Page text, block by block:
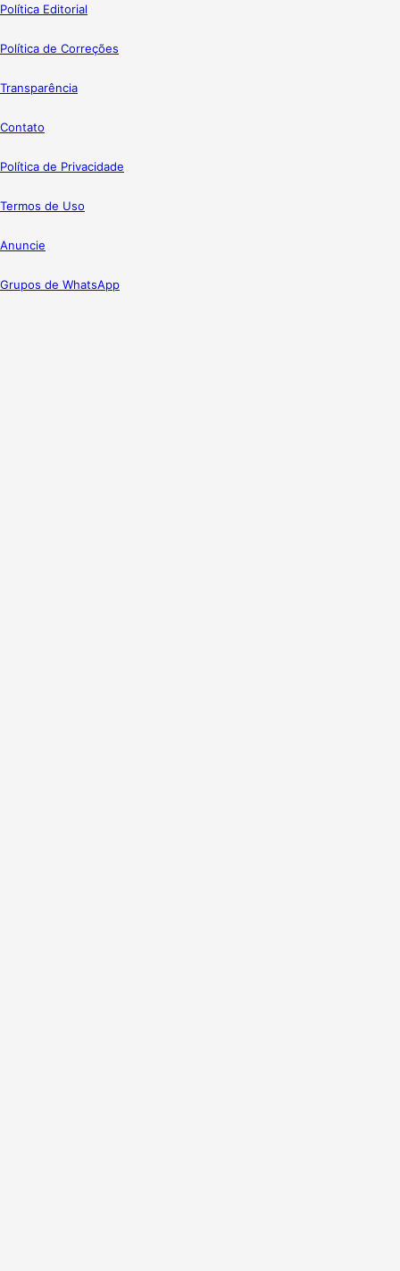
Política Editorial
Política de Correções
Transparência
Contato
Política de Privacidade
Termos de Uso
Anuncie
Grupos de WhatsApp